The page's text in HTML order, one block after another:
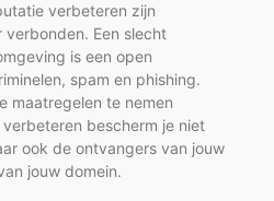
verbeteren zijn
verbonden. Een slecht
is een open
spam en phishing.
maatregelen te nemen
bescherm je niet
ook de ontvangers van jouw
jouw domein.